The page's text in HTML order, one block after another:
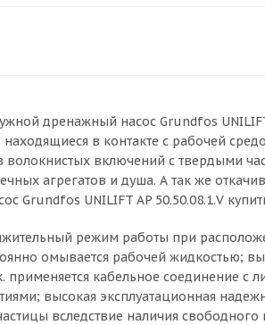
дренажный насос Grundfos
находящиеся в контакте с рабочей
волокнистых включений с твердыми
агрегатов и душа. А так же
Grundfos UNILIFT AP 50.50.08.1.V
режим работы при
омывается рабочей жидкостью;
применяется кабельное соединение
высокая эксплуатационная
вследствие наличия